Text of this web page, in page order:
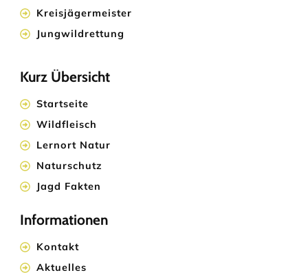
Kreisjägermeister
Jungwildrettung
Kurz Übersicht
Startseite
Wildfleisch
Lernort Natur
Naturschutz
Jagd Fakten
Informationen
Kontakt
Aktuelles